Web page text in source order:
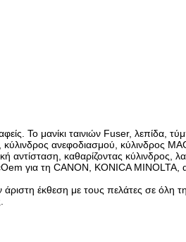
Το μανίκι ταινιών Fuser, λεπίδα,
ανεφοδιασμού, κύλινδρος
καθαρίζοντας κύλινδρος,
για τη CANON, KONICA MINOLTA,
έκθεση με τους πελάτες σε όλη